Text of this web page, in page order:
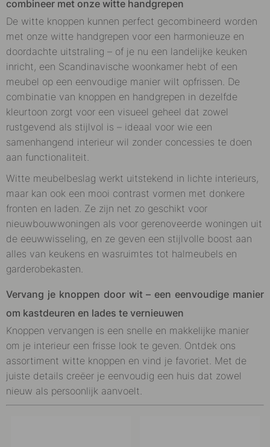
combineer met onze witte handgrepen
De witte knoppen kunnen perfect gecombineerd worden
met onze witte handgrepen voor een harmonieuze en
doordachte uitstraling – of je nu een landelijke keuken
inricht, een Scandinavische woonkamer hebt of een
meubel op een eenvoudige manier wilt opfrissen. De
combinatie van knoppen en handgrepen in dezelfde
kleurtoon zorgt voor een visueel geheel dat zowel
rustgevend als stijlvol is – ideaal voor wie een
samenhangend interieur wil zonder concessies te doen
aan functionaliteit.
Witte meubelbeslag werkt uitstekend in lichte interieurs,
maar kan ook een mooi contrast vormen met donkere
fronten en laden. Ze zijn net zo geschikt voor
nieuwbouwwoningen als voor gerenoveerde woningen uit
de eeuwwisseling, en ze geven een stijlvolle boost aan
alles van keukens en wasruimtes tot halmeubels en
garderobekasten.
Vervang je knoppen door wit – een eenvoudige manier
om kastdeuren en lades te vernieuwen
Knoppen vervangen is een snelle en makkelijke manier
om je interieur een frisse look te geven. Ontdek ons
assortiment witte knoppen en vind je favoriet. Met de
juiste details creëer je eenvoudig een huis dat zowel
nieuw als persoonlijk aanvoelt.